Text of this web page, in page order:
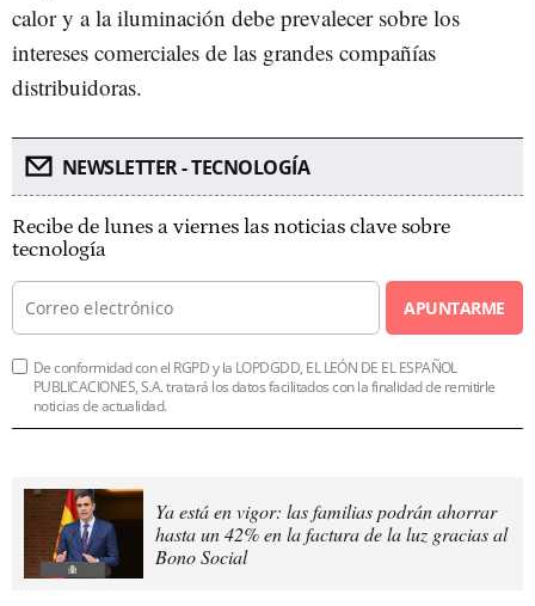
calor y a la iluminación debe prevalecer sobre los
intereses comerciales de las grandes compañías
distribuidoras.
NEWSLETTER - TECNOLOGÍA
Recibe de lunes a viernes las noticias clave sobre
tecnología
APUNTARME
De conformidad con el RGPD y la LOPDGDD, EL LEÓN DE EL ESPAÑOL
PUBLICACIONES, S.A. tratará los datos facilitados con la finalidad de remitirle
noticias de actualidad.
Ya está en vigor: las familias podrán ahorrar
hasta un 42% en la factura de la luz gracias al
Bono Social